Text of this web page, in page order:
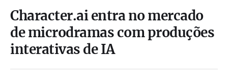
Character.ai entra no mercado
de microdramas com produções
interativas de IA